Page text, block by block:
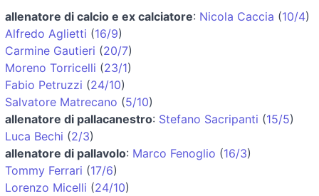
allenatore di calcio e ex calciatore: Nicola Caccia (10/4)
Alfredo Aglietti (16/9)
Carmine Gautieri (20/7)
Moreno Torricelli (23/1)
Fabio Petruzzi (24/10)
Salvatore Matrecano (5/10)
allenatore di pallacanestro: Stefano Sacripanti (15/5)
Luca Bechi (2/3)
allenatore di pallavolo: Marco Fenoglio (16/3)
Tommy Ferrari (17/6)
Lorenzo Micelli (24/10)